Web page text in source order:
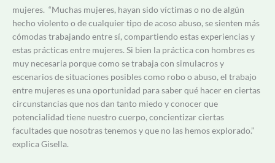
mujeres. “Muchas mujeres, hayan sido víctimas o no de algún
hecho violento o de cualquier tipo de acoso abuso, se sienten más
cómodas trabajando entre sí, compartiendo estas experiencias y
estas prácticas entre mujeres. Si bien la práctica con hombres es
muy necesaria porque como se trabaja con simulacros y
escenarios de situaciones posibles como robo o abuso, el trabajo
entre mujeres es una oportunidad para saber qué hacer en ciertas
circunstancias que nos dan tanto miedo y conocer que
potencialidad tiene nuestro cuerpo, concientizar ciertas
facultades que nosotras tenemos y que no las hemos explorado.”
explica Gisella.